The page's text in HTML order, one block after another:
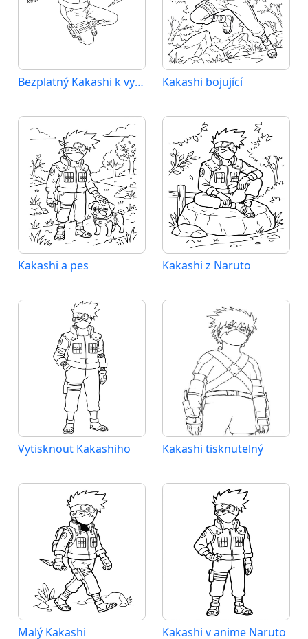
Bezplatný Kakashi k vytištění Kakashi bojující
Kakashi a pes Kakashi z Naruto
Vytisknout Kakashiho Kakashi tisknutelný
Malý Kakashi Kakashi v anime Naruto